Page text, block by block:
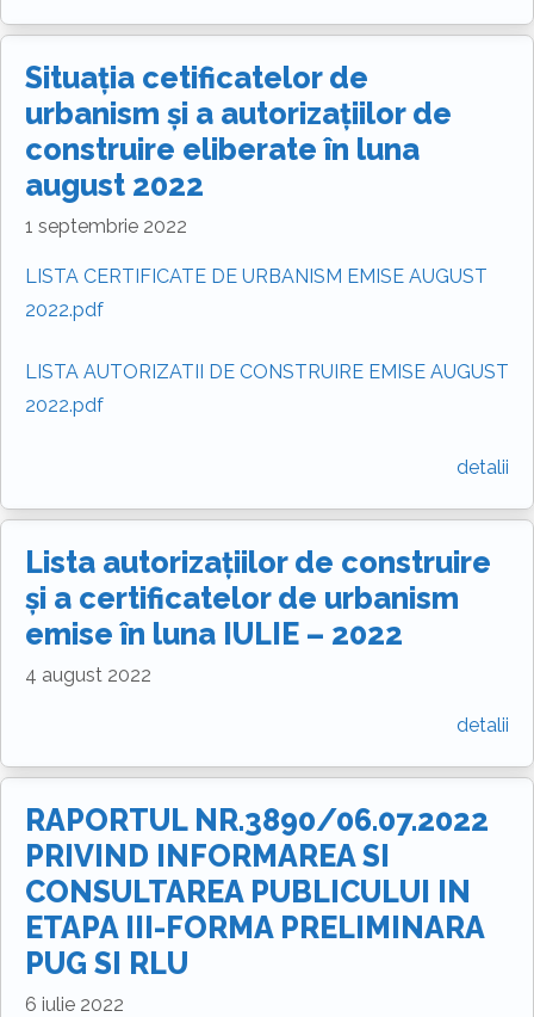
Situația cetificatelor de
urbanism și a autorizațiilor de
construire eliberate în luna
august 2022
1 septembrie 2022
LISTA CERTIFICATE DE URBANISM EMISE AUGUST
2022.pdf
LISTA AUTORIZATII DE CONSTRUIRE EMISE AUGUST
2022.pdf
detalii
Lista autorizațiilor de construire
și a certificatelor de urbanism
emise în luna IULIE – 2022
4 august 2022
detalii
RAPORTUL NR.3890/06.07.2022
PRIVIND INFORMAREA SI
CONSULTAREA PUBLICULUI IN
ETAPA III-FORMA PRELIMINARA
PUG SI RLU
6 iulie 2022